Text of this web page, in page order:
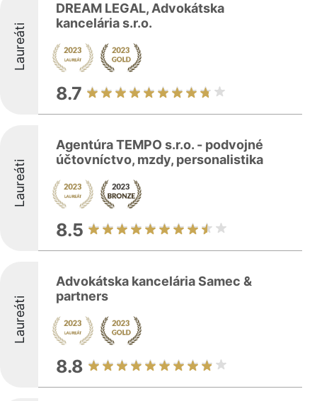
Laureáti
DREAM LEGAL, Advokátska
kancelária s.r.o.
8.7
Laureáti
Agentúra TEMPO s.r.o. - podvojné
účtovníctvo, mzdy, personalistika
8.5
Laureáti
Advokátska kancelária Samec &
partners
8.8